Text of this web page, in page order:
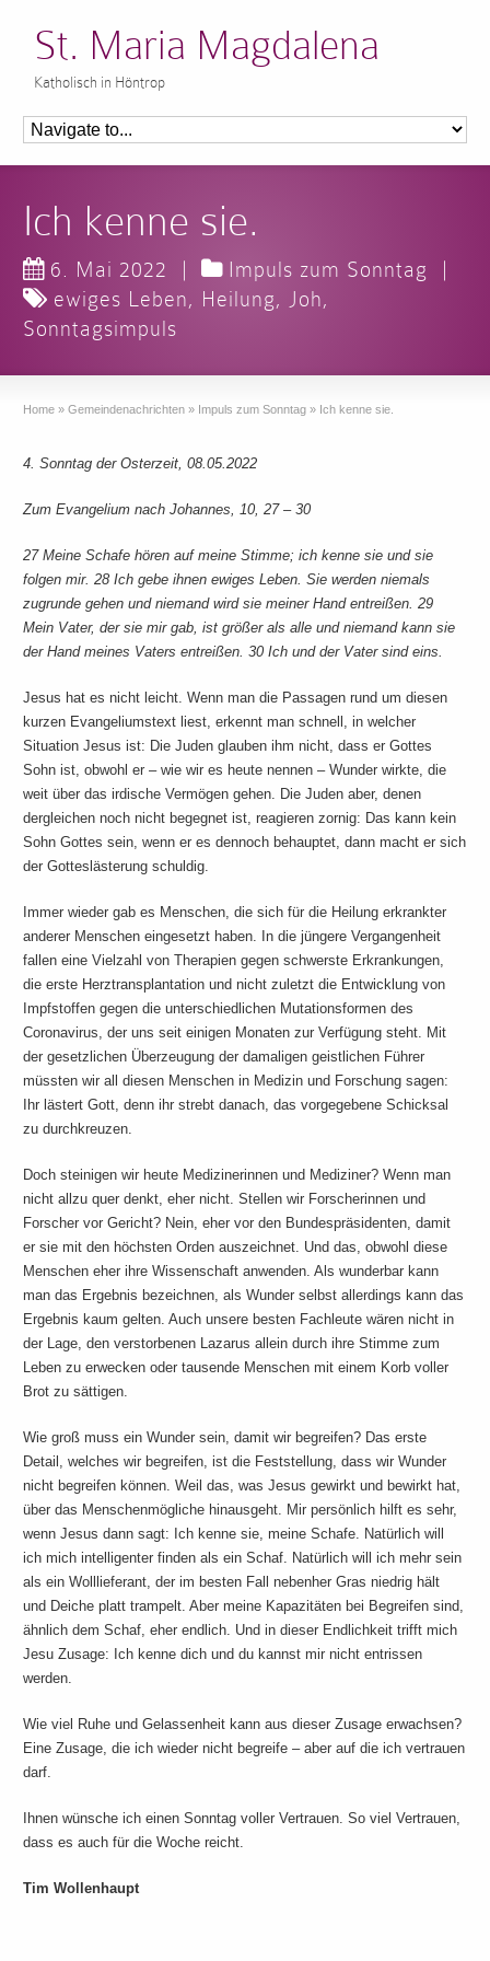
St. Maria Magdalena
Katholisch in Höntrop
Ich kenne sie.
6. Mai 2022 | Impuls zum Sonntag
|
ewiges Leben, Heilung, Joh,
Sonntagsimpuls
Home » Gemeindenachrichten » Impuls zum Sonntag » Ich kenne sie.
4. Sonntag der Osterzeit, 08.05.2022
Zum Evangelium nach Johannes, 10, 27 – 30
27 Meine Schafe hören auf meine Stimme; ich kenne sie und sie
folgen mir. 28 Ich gebe ihnen ewiges Leben. Sie werden niemals
zugrunde gehen und niemand wird sie meiner Hand entreißen. 29
Mein Vater, der sie mir gab, ist größer als alle und niemand kann sie
der Hand meines Vaters entreißen. 30 Ich und der Vater sind eins.
Jesus hat es nicht leicht. Wenn man die Passagen rund um diesen
kurzen Evangeliumstext liest, erkennt man schnell, in welcher
Situation Jesus ist: Die Juden glauben ihm nicht, dass er Gottes
Sohn ist, obwohl er – wie wir es heute nennen – Wunder wirkte, die
weit über das irdische Vermögen gehen. Die Juden aber, denen
dergleichen noch nicht begegnet ist, reagieren zornig: Das kann kein
Sohn Gottes sein, wenn er es dennoch behauptet, dann macht er sich
der Gotteslästerung schuldig.
Immer wieder gab es Menschen, die sich für die Heilung erkrankter
anderer Menschen eingesetzt haben. In die jüngere Vergangenheit
fallen eine Vielzahl von Therapien gegen schwerste Erkrankungen,
die erste Herztransplantation und nicht zuletzt die Entwicklung von
Impfstoffen gegen die unterschiedlichen Mutationsformen des
Coronavirus, der uns seit einigen Monaten zur Verfügung steht. Mit
der gesetzlichen Überzeugung der damaligen geistlichen Führer
müssten wir all diesen Menschen in Medizin und Forschung sagen:
Ihr lästert Gott, denn ihr strebt danach, das vorgegebene Schicksal
zu durchkreuzen.
Doch steinigen wir heute Medizinerinnen und Mediziner? Wenn man
nicht allzu quer denkt, eher nicht. Stellen wir Forscherinnen und
Forscher vor Gericht? Nein, eher vor den Bundespräsidenten, damit
er sie mit den höchsten Orden auszeichnet. Und das, obwohl diese
Menschen eher ihre Wissenschaft anwenden. Als wunderbar kann
man das Ergebnis bezeichnen, als Wunder selbst allerdings kann das
Ergebnis kaum gelten. Auch unsere besten Fachleute wären nicht in
der Lage, den verstorbenen Lazarus allein durch ihre Stimme zum
Leben zu erwecken oder tausende Menschen mit einem Korb voller
Brot zu sättigen.
Wie groß muss ein Wunder sein, damit wir begreifen? Das erste
Detail, welches wir begreifen, ist die Feststellung, dass wir Wunder
nicht begreifen können. Weil das, was Jesus gewirkt und bewirkt hat,
über das Menschenmögliche hinausgeht. Mir persönlich hilft es sehr,
wenn Jesus dann sagt: Ich kenne sie, meine Schafe. Natürlich will
ich mich intelligenter finden als ein Schaf. Natürlich will ich mehr sein
als ein Wolllieferant, der im besten Fall nebenher Gras niedrig hält
und Deiche platt trampelt. Aber meine Kapazitäten bei Begreifen sind,
ähnlich dem Schaf, eher endlich. Und in dieser Endlichkeit trifft mich
Jesu Zusage: Ich kenne dich und du kannst mir nicht entrissen
werden.
Wie viel Ruhe und Gelassenheit kann aus dieser Zusage erwachsen?
Eine Zusage, die ich wieder nicht begreife – aber auf die ich vertrauen
darf.
Ihnen wünsche ich einen Sonntag voller Vertrauen. So viel Vertrauen,
dass es auch für die Woche reicht.
Tim Wollenhaupt